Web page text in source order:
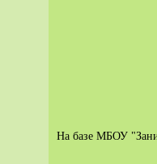
На базе МБОУ